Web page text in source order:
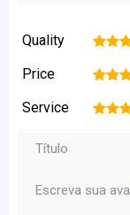
Quality 3
2
Price 3
2
Service 3
2